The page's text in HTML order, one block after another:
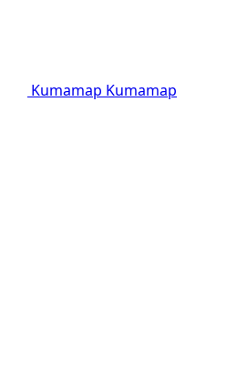
Kumamap Kumamap